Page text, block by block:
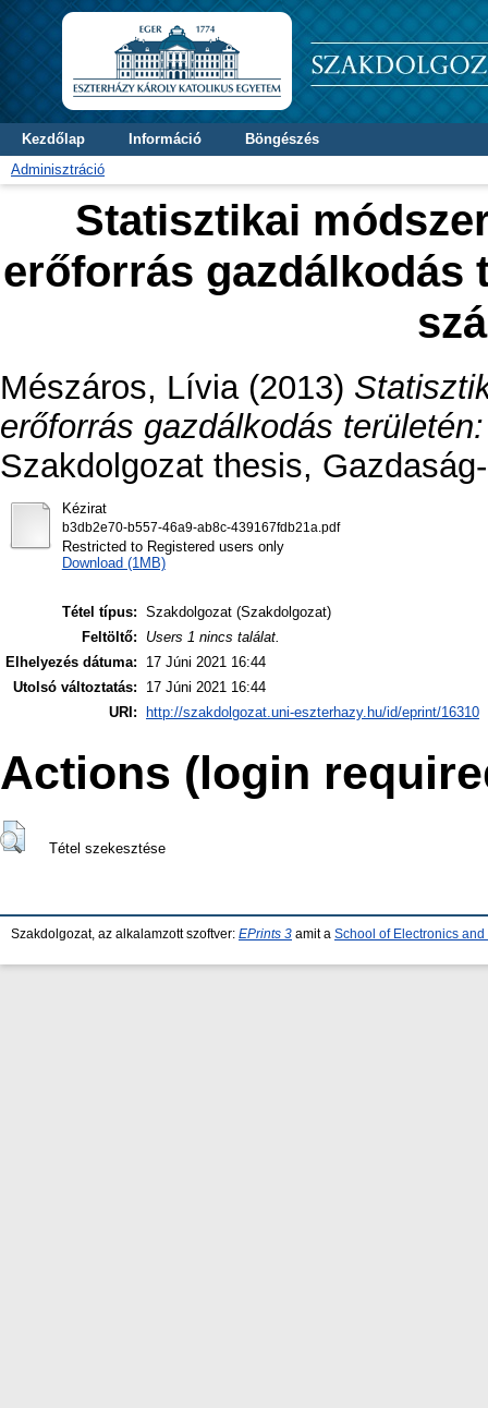
Kezdőlap Információ
Böngészés
Adminisztráció
Statisztikai
erőforrás gazdálkodás
Mészáros, Lívia(2013)
erőforrás gazdálkodás
Szakdolgozat thesis,
Kézirat
b3db2e70-b557-46a9-ab8c-439167fdb21a.pdf
Restricted to Registered users only
Download (1MB)
Tétel típus: Szakdolgozat (Szakdolgozat)
Feltöltő:
Users 1 nincs találat.
Elhelyezés dátuma:
17 Júni 2021 16:44
Utolsó változtatás:
17 Júni 2021 16:44
URI:
http://szakdolgozat.uni-eszterhazy.hu/id/eprint/16310
Actions (login
Tétel szekesztése
Szakdolgozat, az alkalamzott szoftver: EPrints 3 amit a School of Electronics